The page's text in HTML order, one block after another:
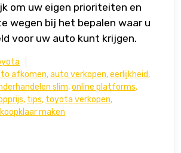
om uw eigen prioriteiten en
wegen bij het bepalen waar u
voor uw auto kunt krijgen.
afkomen,auto verkopen,eerlijkheid,
slim,online platforms,
, tips, toyota verkopen,
maken